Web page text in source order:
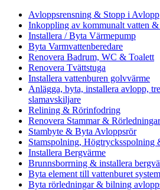
Avloppsrensning & Stopp i Avlopp
Inkoppling av kommunalt vatten
Installera / Byta Värmepump
Byta Varmvattenberedare
Renovera Badrum, WC & Toalett
Renovera Tvättstuga
Installera vattenburen golvvärme
Anlägga, byta, installera avlopp,
slamavskiljare
Relining & Rörinfodring
Renovera Stammar & Rörledningar
Stambyte & Byta Avloppsrör
Stamspolning,
Installera Bergvärme
Brunnsborrning & installera
Byta element till vattenburet
Byta rörledningar & bilning